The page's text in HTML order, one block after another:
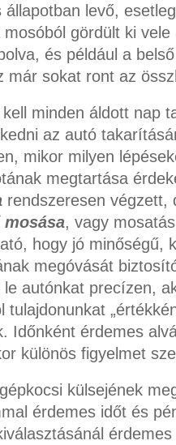
állapotban levő,
mosóból gördült ki
és például a
már sokat ront az
minden áldott nap
az autó
mikor milyen
megtartása
rendszeresen végzett,
, vagy
hogy jó minőségű,
megóvását
autónkat precízen,
tulajdonunkat
Időnként érdemes
különös figyelmet
külsejének
érdemes időt és